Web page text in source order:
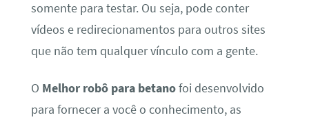
somente para testar. Ou seja, pode conter
vídeos e redirecionamentos para outros sites
que não tem qualquer vínculo com a gente.
O Melhor robô para betanofoi desenvolvido
para fornecer a você o conhecimento, as